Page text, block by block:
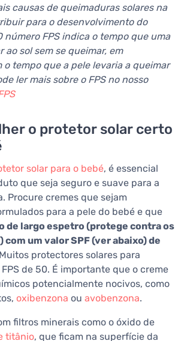
causas de queimaduras solares na
para o desenvolvimento do
número FPS indica o tempo que uma
ao sol sem se queimar, em
o tempo que a pele levaria a queimar
ler mais sobre o FPS no nosso
o protetor solar certo
solar para o bebé, é essencial
que seja seguro e suave para a
Procure cremes que sejam
para a pele do bebé e que
de largo espetro (protege contra os
com um valor SPF (ver abaixo) de
protectores solares para
de 50. É importante que o creme
potencialmente nocivos, como
oxibenzona ou avobenzona.
filtros minerais como o óxido de
titânio, que ficam na superfície da